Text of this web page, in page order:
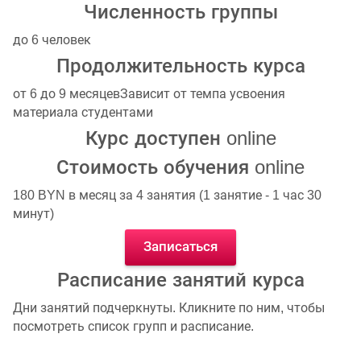
Численность группы
до 6 человек
Продолжительность курса
от 6 до 9 месяцевЗависит от темпа усвоения
материала студентами
Курс доступен online
Стоимость обучения online
180 BYN в месяц за 4 занятия (1 занятие - 1 час 30
минут)
Записаться
Расписание занятий курса
Дни занятий подчеркнуты. Кликните по ним, чтобы
посмотреть список групп и расписание.